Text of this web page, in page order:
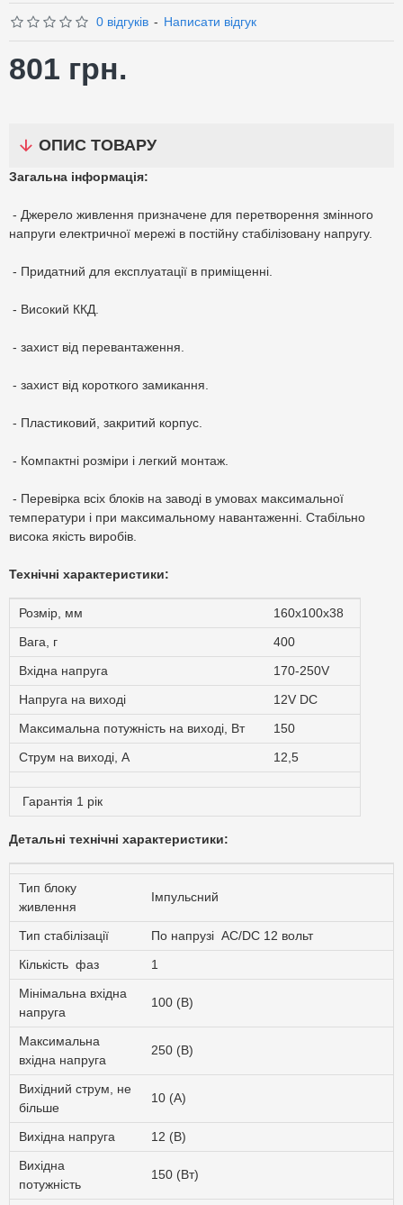
0 відгуків - Написати відгук
801 грн.
ОПИС ТОВАРУ
Загальна інформація:
- Джерело живлення призначене для перетворення змінного
напруги електричної мережі в постійну стабілізовану напругу.
- Придатний для експлуатації в приміщенні.
- Високий ККД.
- захист від перевантаження.
- захист від короткого замикання.
- Пластиковий, закритий корпус.
- Компактні розміри і легкий монтаж.
- Перевірка всіх блоків на заводі в умовах максимальної
температури і при максимальному навантаженні. Стабільно
висока якість виробів.
Технічні характеристики:
Розмір, мм
160х100х38
Вага, г
400
Вхідна напруга
170-250V
Напруга на виході
12V DC
Максимальна потужність на виході, Вт
150
Струм на виході, A
12,5
Гарантія 1 рік
Детальні технічні характеристики:
Тип блоку
живлення
Імпульсний
Тип стабілізації
По напрузі AC/DC 12 вольт
Кількість фаз
1
Мінімальна вхідна
напруга
100 (В)
Максимальна
вхідна напруга
250 (В)
Вихідний струм, не
більше
10 (А)
Вихідна напруга
12 (В)
Вихідна
потужність
150 (Вт)